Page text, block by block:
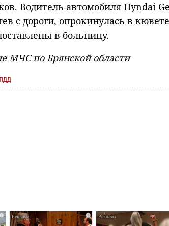
Водитель автомобиля Hyndai
с дороги, опрокинулась в
в больницу.
МЧС по Брянской области
пдд
i i